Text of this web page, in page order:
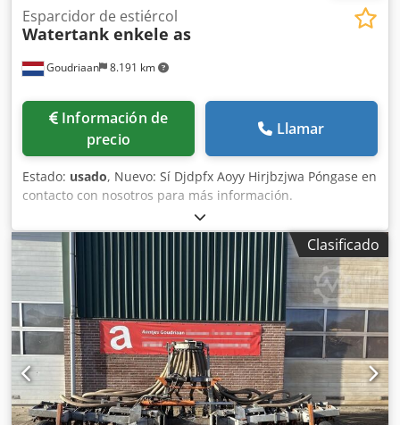
Goudriaan 8.191 km
Esparcidor de estiércol
Watertank enkele as
Información de
precio
Llamar
Estado: usado, Nuevo: Sí Djdpfx Aoyy Hirjbzjwa Póngase en
contacto con nosotros para más información.
Clasificado